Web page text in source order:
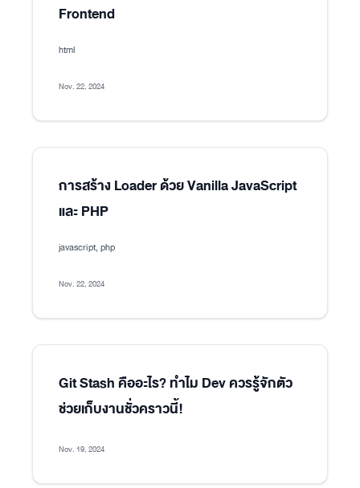
Frontend
html
Nov. 22, 2024
การสร้าง Loader ด้วย Vanilla JavaScript
และ PHP
javascript, php
Nov. 22, 2024
Git Stash คืออะไร? ทำไม Dev ควรรู้จักตัว
ช่วยเก็บงานชั่วคราวนี้!
Nov. 19, 2024